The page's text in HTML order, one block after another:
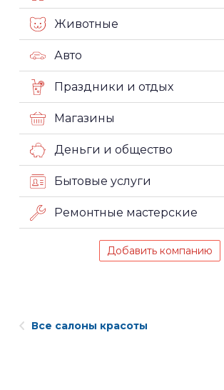
Животные
Авто
Праздники и отдых
Магазины
Деньги и общество
Бытовые услуги
Ремонтные мастерские
Добавить компанию
Все салоны красоты